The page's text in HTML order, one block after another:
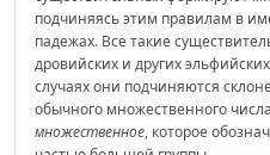
подчиняясь этим правилам в
падежах. Все такие
дровийских и других
случаях они подчиняются
обычного множественного
множественное, которое